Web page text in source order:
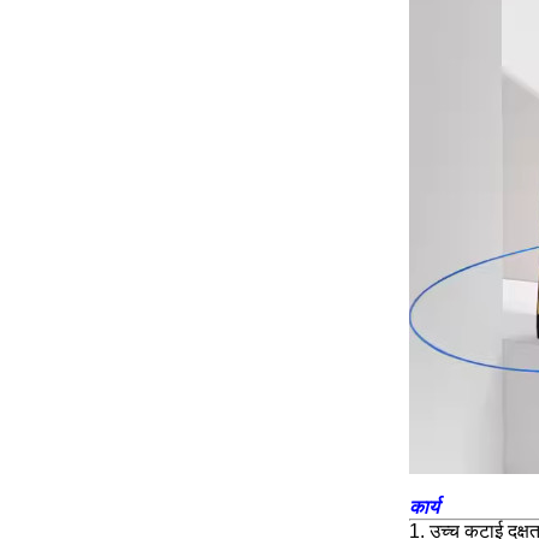
कार्य
1. उच्च कटाई